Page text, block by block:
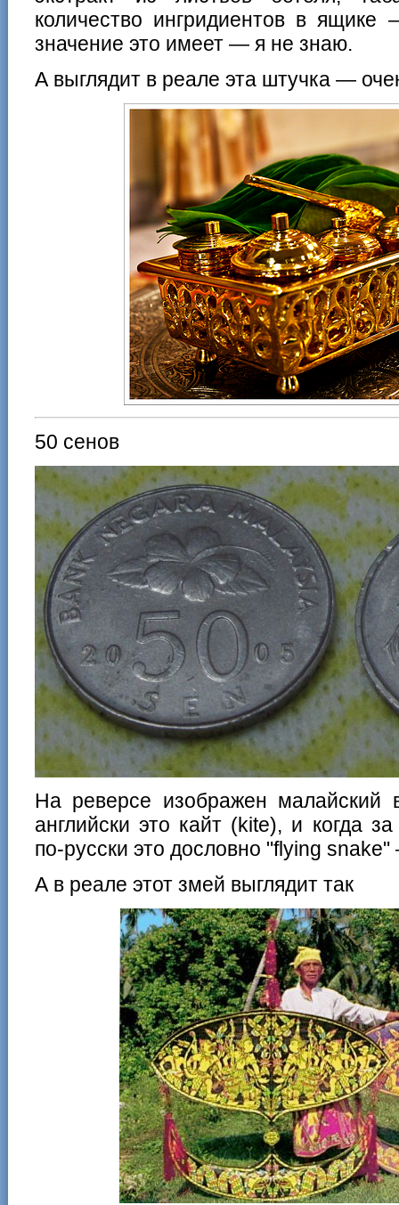
количество ингридиентов в
значение это имеет — я не знаю.
А выглядит в реале эта штучка —
50 сенов
На реверсе изображен
английски это кайт (kite), и когда
по-русски это дословно "flying
А в реале этот змей выглядит так